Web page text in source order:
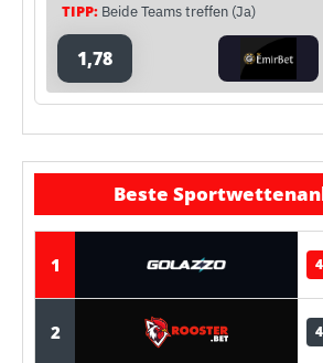
TIPP: Beide Teams treffen (Ja)
1,78
Beste
1
2